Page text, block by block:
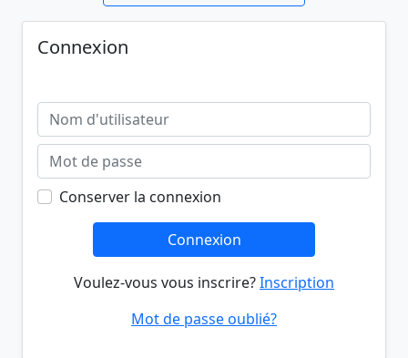
Connexion
Conserver la connexion
Connexion
Voulez-vous vous inscrire?Inscription
Mot de passe oublié?